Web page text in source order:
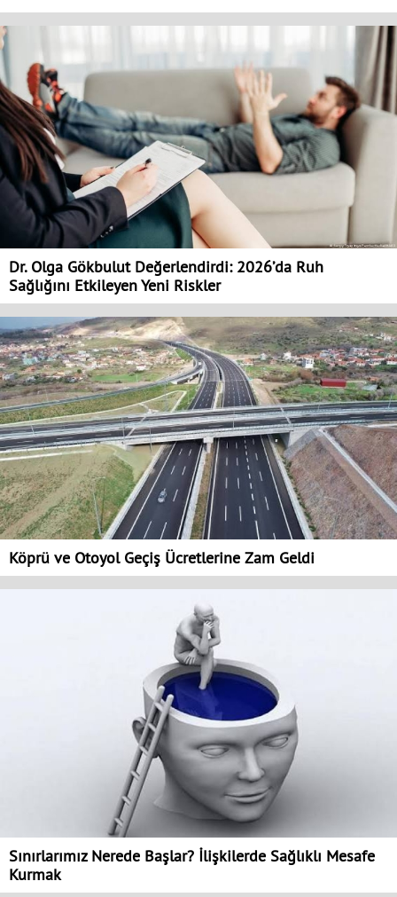
Dr. Olga Gökbulut Değerlendirdi: 2026’da Ruh
Sağlığını Etkileyen Yeni Riskler
Köprü ve Otoyol Geçiş Ücretlerine Zam Geldi
Sınırlarımız Nerede Başlar? İlişkilerde Sağlıklı Mesafe
Kurmak